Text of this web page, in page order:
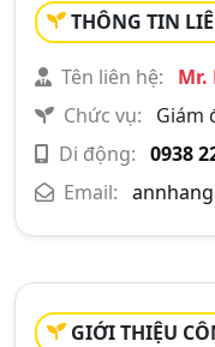
THÔNG TIN
Tên liên hệ:
Mr.
Chức vụ:
Giám
Di động: 0938
Email:
GIỚI THIỆU